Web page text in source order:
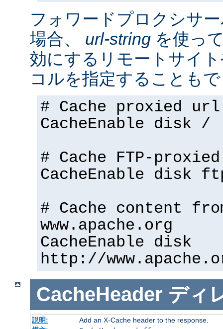
フォワードプロクシサ
場合、 url-string を使っ
効にするリモートサイ
コルを指定することも
# Cache proxied
CacheEnable disk /
# Cache FTP-
CacheEnable disk
# Cache content
www.apache.org
CacheEnable disk
http://
CacheHeader ディ
説明:
Add an X-Cache header to the response.